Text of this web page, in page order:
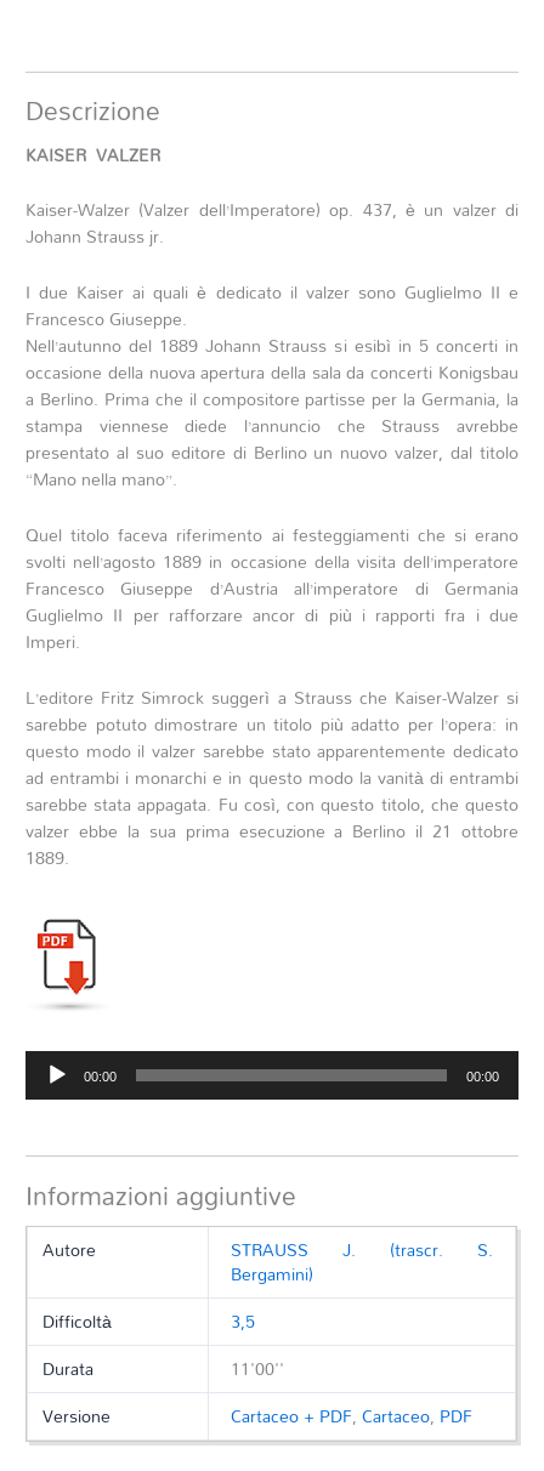
Descrizione
KAISER VALZER
Kaiser-Walzer (Valzer dell’Imperatore) op. 437, è un valzer di
Johann Strauss jr.
I due Kaiser ai quali è dedicato il valzer sono Guglielmo II e
Francesco Giuseppe.
Nell’autunno del 1889 Johann Strauss si esibì in 5 concerti in
occasione della nuova apertura della sala da concerti Konigsbau
a Berlino. Prima che il compositore partisse per la Germania, la
stampa viennese diede l’annuncio che Strauss avrebbe
presentato al suo editore di Berlino un nuovo valzer, dal titolo
“Mano nella mano”.
Quel titolo faceva riferimento ai festeggiamenti che si erano
svolti nell’agosto 1889 in occasione della visita dell’imperatore
Francesco Giuseppe d’Austria all’imperatore di Germania
Guglielmo II per rafforzare ancor di più i rapporti fra i due
Imperi.
L’editore Fritz Simrock suggerì a Strauss che Kaiser-Walzer si
sarebbe potuto dimostrare un titolo più adatto per l’opera: in
questo modo il valzer sarebbe stato apparentemente dedicato
ad entrambi i monarchi e in questo modo la vanità di entrambi
sarebbe stata appagata. Fu così, con questo titolo, che questo
valzer ebbe la sua prima esecuzione a Berlino il 21 ottobre
1889.
Audio
Player
00:00 00:00
Informazioni aggiuntive
Autore STRAUSS J. (trascr. S.
Bergamini)
Difficoltà
3,5
Durata
11'00''
Versione
Cartaceo + PDF,Cartaceo, PDF